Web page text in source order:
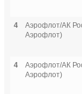
4
Аэрофлот/АК
Аэрофлот)
4
Аэрофлот/АК
Аэрофлот)